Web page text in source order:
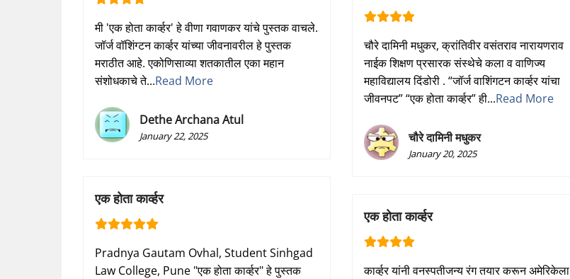
मी 'एक होता कार्व्हर' हे वीणा गवाणकर यांचे पुस्तक वाचले.
जॉर्ज वॉशिंग्टन कार्व्हर यांच्या जीवनावरील हे पुस्तक
मराठीत आहे. एकोणिसाव्या शतकातील एका महान
संशोधकाचे ते...Read More
Dethe Archana Atul
January 22, 2025
चौरे दामिनी मधुकर, क्रांतिवीर वसंतराव नारायणराव
नाईक शिक्षण प्रसारक संस्थेचे कला व वाणिज्य
महाविद्यालय दिंडोरी . “जॉर्ज वाशिंगटन कार्व्हर यांचा
जीवनपट” “एक होता कार्व्हर” ही...Read More
चौरे दामिनी मधुकर
January 20, 2025
एक होता कार्व्हर
Pradnya Gautam Ovhal, Student Sinhgad
Law College, Pune "एक होता कार्व्हर" हे पुस्तक
एक होता कार्व्हर
कार्व्हर यांनी वनस्पतीजन्य रंग तयार करून अमेरिकेला